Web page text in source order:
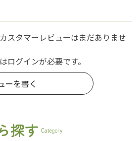
スタマーレビューはまだありませ
ログインが必要です。
ーを書く
探す Category